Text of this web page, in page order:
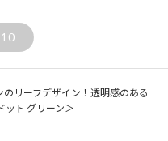
10
リーフデザイン！透明感のある
ット グリーン＞